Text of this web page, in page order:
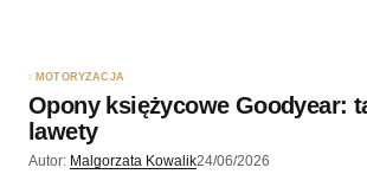
MOTORYZACJA
Opony księżycowe Goodyear:
lawety
Autor: Malgorzata Kowalik24/06/2026